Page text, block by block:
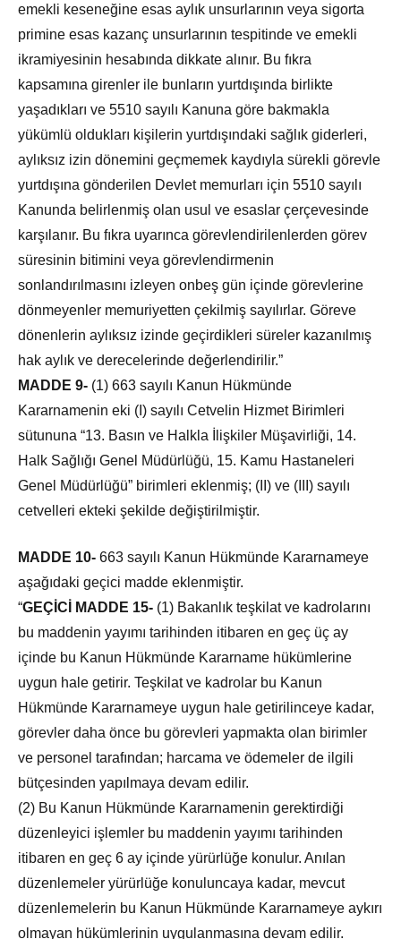
emekli keseneğine esas aylık unsurlarının veya sigorta
primine esas kazanç unsurlarının tespitinde ve emekli
ikramiyesinin hesabında dikkate alınır. Bu fıkra
kapsamına girenler ile bunların yurtdışında birlikte
yaşadıkları ve 5510 sayılı Kanuna göre bakmakla
yükümlü oldukları kişilerin yurtdışındaki sağlık giderleri,
aylıksız izin dönemini geçmemek kaydıyla sürekli görevle
yurtdışına gönderilen Devlet memurları için 5510 sayılı
Kanunda belirlenmiş olan usul ve esaslar çerçevesinde
karşılanır. Bu fıkra uyarınca görevlendirilenlerden görev
süresinin bitimini veya görevlendirmenin
sonlandırılmasını izleyen onbeş gün içinde görevlerine
dönmeyenler memuriyetten çekilmiş sayılırlar. Göreve
dönenlerin aylıksız izinde geçirdikleri süreler kazanılmış
hak aylık ve derecelerinde değerlendirilir.”
MADDE 9- (1) 663 sayılı Kanun Hükmünde
Kararnamenin eki (I) sayılı Cetvelin Hizmet Birimleri
sütununa “13. Basın ve Halkla İlişkiler Müşavirliği, 14.
Halk Sağlığı Genel Müdürlüğü, 15. Kamu Hastaneleri
Genel Müdürlüğü” birimleri eklenmiş; (II) ve (III) sayılı
cetvelleri ekteki şekilde değiştirilmiştir.
MADDE 10- 663 sayılı Kanun Hükmünde Kararnameye
aşağıdaki geçici madde eklenmiştir.
“GEÇİCİ MADDE 15- (1) Bakanlık teşkilat ve kadrolarını
bu maddenin yayımı tarihinden itibaren en geç üç ay
içinde bu Kanun Hükmünde Kararname hükümlerine
uygun hale getirir. Teşkilat ve kadrolar bu Kanun
Hükmünde Kararnameye uygun hale getirilinceye kadar,
görevler daha önce bu görevleri yapmakta olan birimler
ve personel tarafından; harcama ve ödemeler de ilgili
bütçesinden yapılmaya devam edilir.
(2) Bu Kanun Hükmünde Kararnamenin gerektirdiği
düzenleyici işlemler bu maddenin yayımı tarihinden
itibaren en geç 6 ay içinde yürürlüğe konulur. Anılan
düzenlemeler yürürlüğe konuluncaya kadar, mevcut
düzenlemelerin bu Kanun Hükmünde Kararnameye aykırı
olmayan hükümlerinin uygulanmasına devam edilir.